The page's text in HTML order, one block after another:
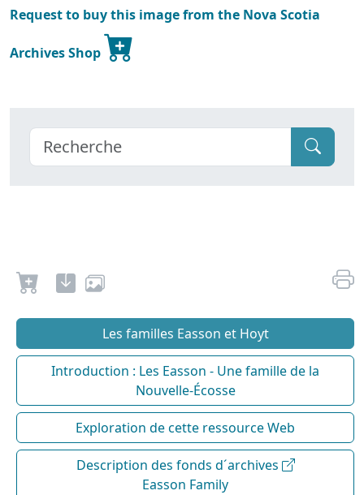
Request to buy this image from the Nova Scotia
Archives Shop
Les familles Easson et Hoyt
Introduction : Les Easson - Une famille de la
Nouvelle-Écosse
Exploration de cette ressource Web
Description des fonds d´archives
Easson Family